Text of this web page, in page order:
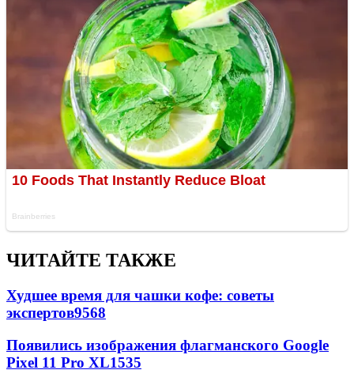
ЧИТАЙТЕ ТАКЖЕ
Худшее время для чашки кофе: советы
экспертов9568
Появились изображения флагманского Google
Pixel 11 Pro XL1535